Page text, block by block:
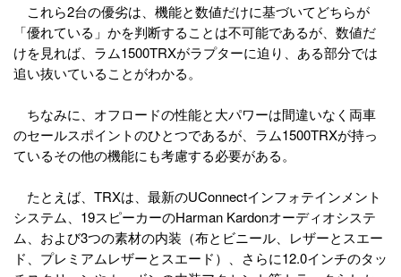
これら2台の優劣は、機能と数値だけに基づいてどちらが
「優れている」かを判断することは不可能であるが、数値だ
けを見れば、ラム1500TRXがラプターに迫り、ある部分では
追い抜いていることがわかる。
ちなみに、オフロードの性能と大パワーは間違いなく両車
のセールスポイントのひとつであるが、ラム1500TRXが持っ
ているその他の機能にも考慮する必要がある。
たとえば、TRXは、最新のUConnectインフォテインメント
システム、19スピーカーのHarman Kardonオーディオシステ
ム、および3つの素材の内装（布とビニール、レザーとスエー
ド、プレミアムレザーとスエード）、さらに12.0インチのタッ